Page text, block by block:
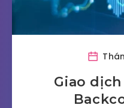
Giao